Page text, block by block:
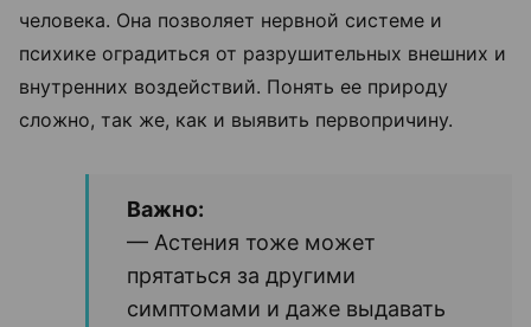
человека. Она позволяет нервной системе и
психике оградиться от разрушительных внешних и
внутренних воздействий. Понять ее природу
сложно, так же, как и выявить первопричину.
Важно:
— Астения тоже может
прятаться за другими
симптомами и даже выдавать